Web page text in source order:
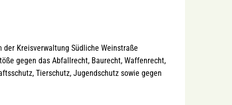
Kreisverwaltung Südliche Weinstraße
gegen das Abfallrecht, Baurecht, Waffenrecht,
Tierschutz, Jugendschutz sowie gegen